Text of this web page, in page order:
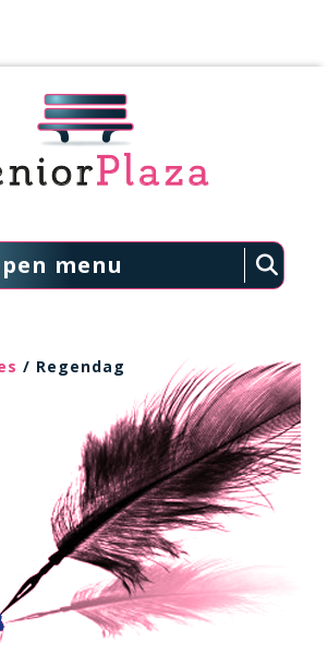
menu
/ Regendag